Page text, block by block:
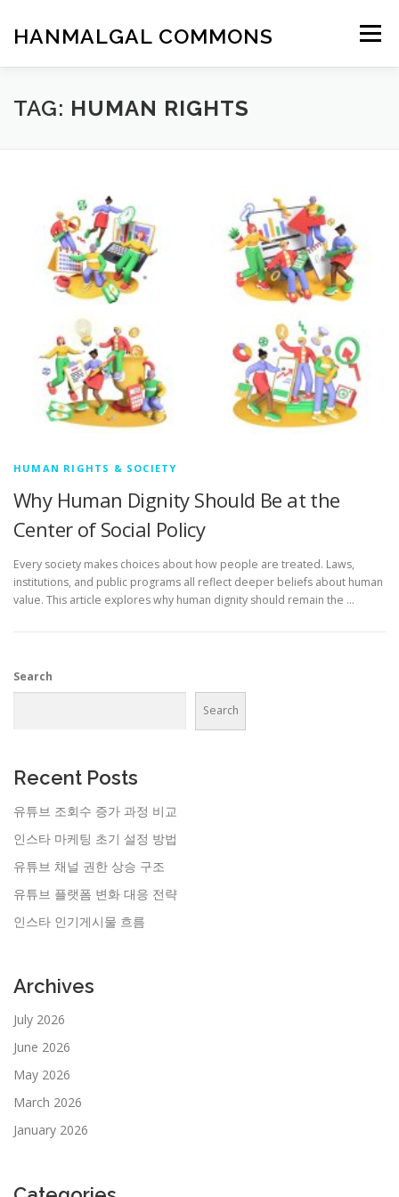
content
HANMALGAL COMMONS Menu
TAG: HUMAN RIGHTS
HUMAN RIGHTS & SOCIETY
Why Human Dignity Should Be at the
Center of Social Policy
Every society makes choices about how people are treated. Laws,
institutions, and public programs all reflect deeper beliefs about human
value. This article explores why human dignity should remain the …
Search
Search
Recent Posts
유튜브 조회수 증가 과정 비교
인스타 마케팅 초기 설정 방법
유튜브 채널 권한 상승 구조
유튜브 플랫폼 변화 대응 전략
인스타 인기게시물 흐름
Archives
July 2026
June 2026
May 2026
March 2026
January 2026